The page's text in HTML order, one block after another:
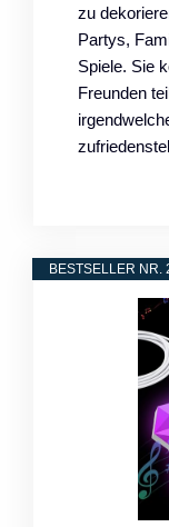
zu
Partys,
Spiele. Sie
Freunden
BESTSELLER NR.